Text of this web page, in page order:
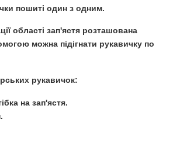
пошиті один з одним.
області зап'ястя розташована
можна підігнати рукавичку по
рукавичок:
на зап'ястя.